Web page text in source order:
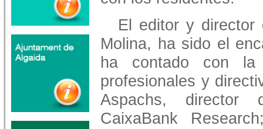
El editor y director
Molina, ha sido el
ha contado con la
profesionales y
Aspachs, director
CaixaBank